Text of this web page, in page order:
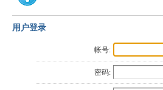
用户登录
帐号:
密码: